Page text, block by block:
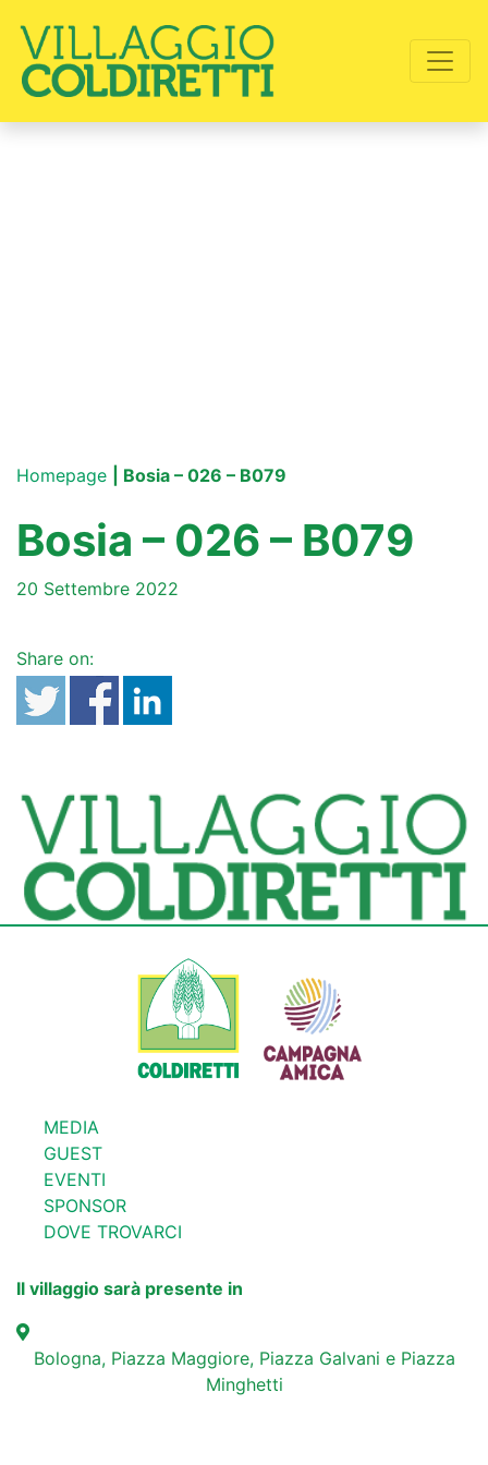
Homepage | Bosia – 026 – B079
Bosia – 026 – B079
20 Settembre 2022
Share on:
MEDIA
GUEST
EVENTI
SPONSOR
DOVE TROVARCI
Il villaggio sarà presente in
Bologna, Piazza Maggiore, Piazza Galvani e Piazza
Minghetti